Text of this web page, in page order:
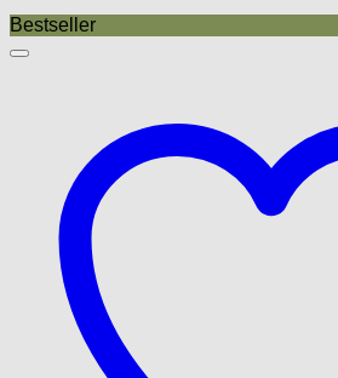
Bestseller